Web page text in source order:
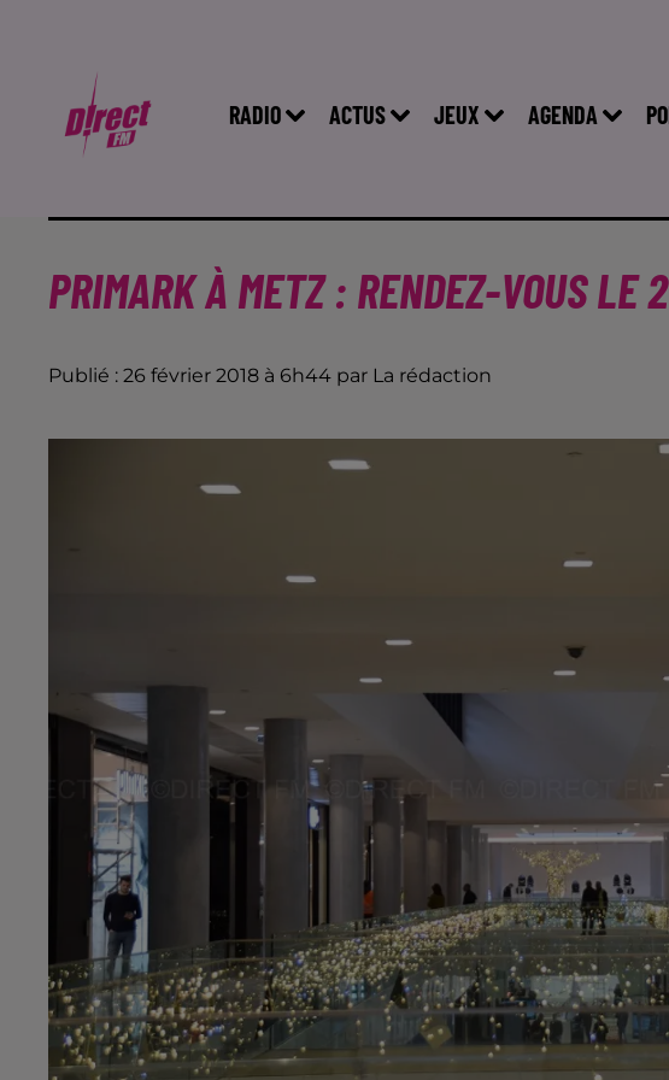
RADIO ACTUS JEUX AGENDA
PRIMARK À METZ : RENDEZ-VOUS LE
Publié : 26 février 2018 à 6h44 par La rédaction